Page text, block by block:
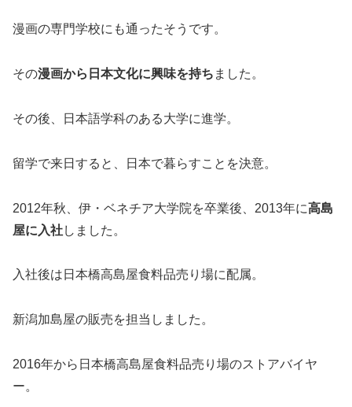
漫画の専門学校にも通ったそうです。
その漫画から日本文化に興味を持ち ました。
その後、日本語学科のある大学に進学。
留学で来日すると、日本で暮らすことを決意。
2012年秋、伊・ベネチア大学院を卒業後、2013年に高島
屋に入社しました。
入社後は日本橋高島屋食料品売り場に配属。
新潟加島屋の販売を担当しました。
2016年から日本橋高島屋食料品売り場のストアバイヤ
ー。